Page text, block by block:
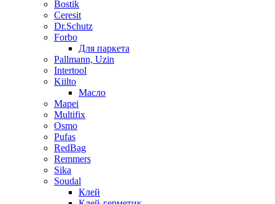
Bostik
Ceresit
Dr.Schutz
Forbo
Для паркета
Pallmann, Uzin
Intertool
Kiilto
Масло
Mapei
Multifix
Osmo
Pufas
RedBag
Remmers
Sika
Soudal
Клей